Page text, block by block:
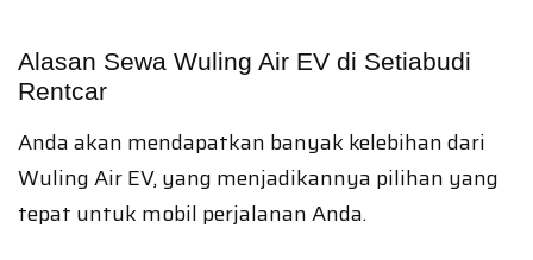
Alasan Sewa Wuling Air EV di Setiabudi
Rentcar
Anda akan mendapatkan banyak kelebihan dari
Wuling Air EV, yang menjadikannya pilihan yang
tepat untuk mobil perjalanan Anda.